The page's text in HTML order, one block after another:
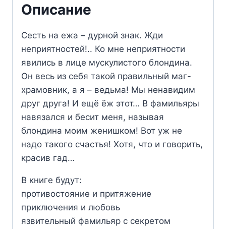
Описание
Сесть на ежа – дурной знак. Жди
неприятностей!.. Ко мне неприятности
явились в лице мускулистого блондина.
Он весь из себя такой правильный маг-
храмовник, а я – ведьма! Мы ненавидим
друг друга! И ещё ёж этот… В фамильяры
навязался и бесит меня, называя
блондина моим женишком! Вот уж не
надо такого счастья! Хотя, что и говорить,
красив гад…
В книге будут:
противостояние и притяжение
приключения и любовь
язвительный фамильяр с секретом